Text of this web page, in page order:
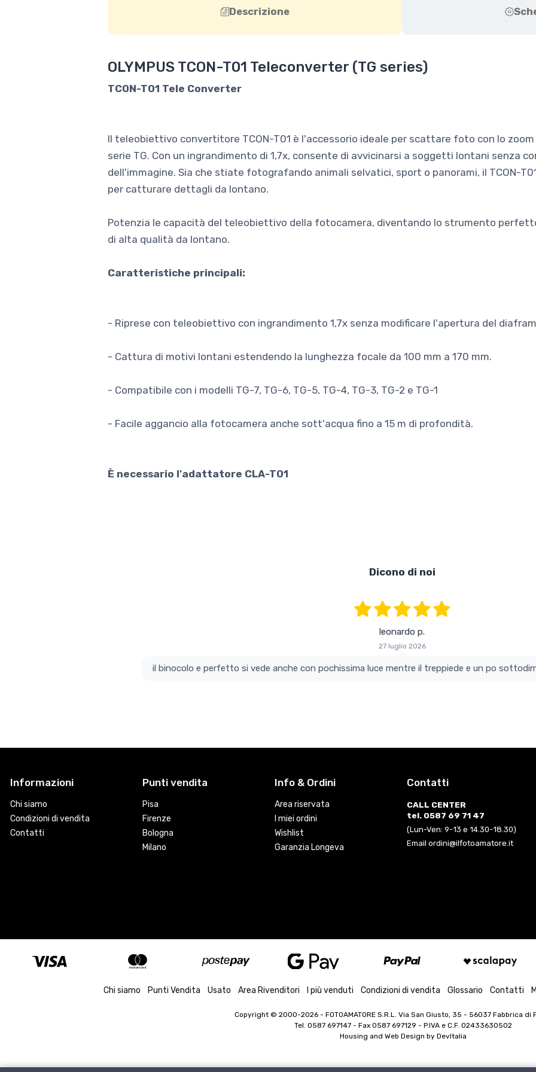
Descrizione
OLYMPUS TCON-T01 Teleconverter (TG series)
TCON-T01 Tele Converter
Il teleobiettivo convertitore TCON-T01 è l'accessorio ideale per scattare foto con lo
serie TG. Con un ingrandimento di 1,7x, consente di avvicinarsi a soggetti lontani senza
dell'immagine. Sia che stiate fotografando animali selvatici, sport o panorami, il TCON-
per catturare dettagli da lontano.
Potenzia le capacità del teleobiettivo della fotocamera, diventando lo strumento
di alta qualità da lontano.
Caratteristiche principali:
- Riprese con teleobiettivo con ingrandimento 1,7x senza modificare l'apertura del
- Cattura di motivi lontani estendendo la lunghezza focale da 100 mm a 170 mm.
- Compatibile con i modelli TG-7, TG-6, TG-5, TG-4, TG-3, TG-2 e TG-1
- Facile aggancio alla fotocamera anche sott'acqua fino a 15 m di profondità.
È necessario l'adattatore CLA-T01
Dicono di noi
leonardo p.
27 luglio 2026
il binocolo e perfetto si vede anche con pochissima luce mentre il treppiede e un po
Informazioni
Chi siamo
Condizioni di vendita
Contatti
Punti vendita
Pisa
Firenze
Bologna
Milano
Info & Ordini
Area riservata
I miei ordini
Wishlist
Garanzia Longeva
Contatti
CALL CENTER
tel. 0587 69 71 47
(Lun-Ven: 9-13 e 14.30-18.30)
Email ordini@ilfotoamatore.it
Chi siamo Punti Vendita Usato Area Rivenditori I più venduti Condizioni di vendita Glossario Contatti
Copyright © 2000-2026 - FOTOAMATORE S.R.L. Via San Giusto, 35 - 56037 Fabbrica di
Tel. 0587 697147 - Fax 0587 697129 - P.IVA e C.F. 02433630502
Housing and Web Design by DevItalia